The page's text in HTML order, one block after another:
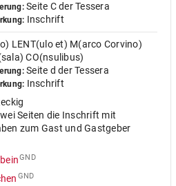
Seite C der Tessera
Inschrift
LENT(ulo et) M(arco Corvino)
CO(nsulibus)
Seite d der Tessera
Inschrift
Seiten die Inschrift mit
zum Gast und Gastgeber
GND
GND